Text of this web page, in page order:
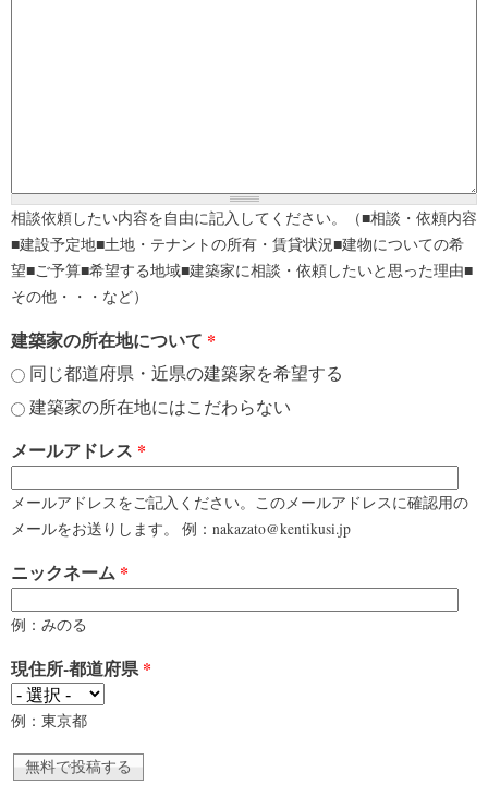
相談依頼したい内容を自由に記入してください。（■相談・依頼内容
■建設予定地■土地・テナントの所有・賃貸状況■建物についての希
望■ご予算■希望する地域■建築家に相談・依頼したいと思った理由■
その他・・・など）
建築家の所在地について *
同じ都道府県・近県の建築家を希望する
建築家の所在地にはこだわらない
メールアドレス *
メールアドレスをご記入ください。このメールアドレスに確認用の
メールをお送りします。 例：nakazato@kentikusi.jp
ニックネーム *
例：みのる
現住所-都道府県*
例：東京都